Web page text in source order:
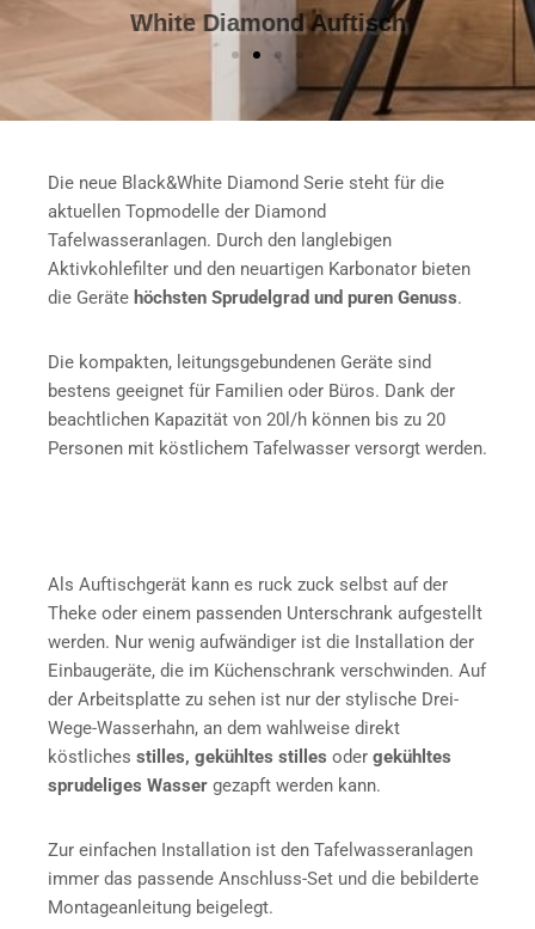
White Diamond Auftisch
Die neue Black&White Diamond Serie steht für die
aktuellen Topmodelle der Diamond
Tafelwasseranlagen. Durch den langlebigen
Aktivkohlefilter und den neuartigen Karbonator bieten
die Geräte höchsten Sprudelgrad und puren Genuss.
Die kompakten, leitungsgebundenen Geräte sind
bestens geeignet für Familien oder Büros. Dank der
beachtlichen Kapazität von 20l/h können bis zu 20
Personen mit köstlichem Tafelwasser versorgt werden.
Als Auftischgerät kann es ruck zuck selbst auf der
Theke oder einem passenden Unterschrank aufgestellt
werden. Nur wenig aufwändiger ist die Installation der
Einbaugeräte, die im Küchenschrank verschwinden. Auf
der Arbeitsplatte zu sehen ist nur der stylische Drei-
Wege-Wasserhahn, an dem wahlweise direkt
köstliches stilles, gekühltes stilles oder gekühltes
sprudeliges Wasser gezapft werden kann.
Zur einfachen Installation ist den Tafelwasseranlagen
immer das passende Anschluss-Set und die bebilderte
Montageanleitung beigelegt.